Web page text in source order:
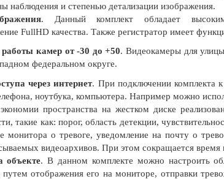
наблюдения и степенью детализации изображения.
. Данный комплект обладает
FullHD качества. Также регистратор имеет
камер от -30 до +50. Видеокамеры для
федеральном округе.
через интернет. При подключении комплекта
ноутбука, компьютера. Например можно
пространства на жестком диске
такие как: порог, область детекции,
монитора о тревоге, уведомление на почту о
видеоархивов. При этом сокращается
объекте. В данном комплекте можно настроить
путем отображения его на мониторе, отправки